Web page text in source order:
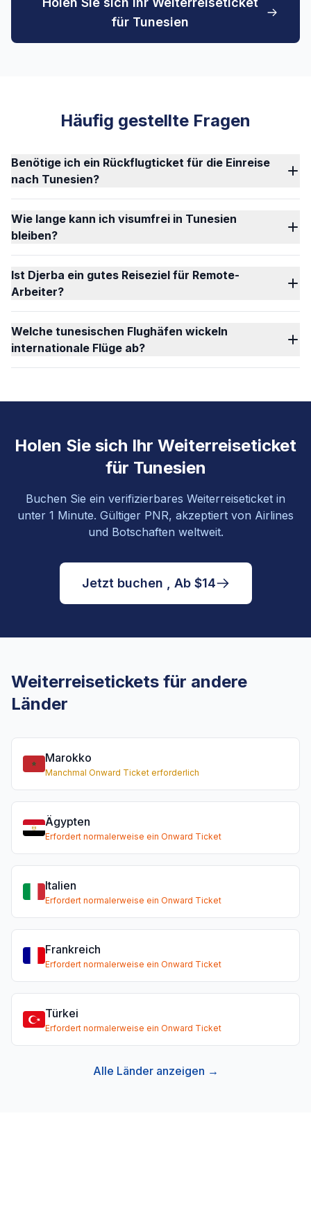
für Tunesien
Häufig gestellte Fragen
Benötige ich ein Rückflugticket für die Einreise
nach Tunesien?
Wie lange kann ich visumfrei in Tunesien
bleiben?
Ist Djerba ein gutes Reiseziel für Remote-
Arbeiter?
Welche tunesischen Flughäfen wickeln
internationale Flüge ab?
Holen Sie sich Ihr Weiterreiseticket
für Tunesien
Buchen Sie ein verifizierbares Weiterreiseticket in
unter 1 Minute. Gültiger PNR, akzeptiert von Airlines
und Botschaften weltweit.
Jetzt buchen , Ab $14
Weiterreisetickets für andere
Länder
Marokko
Manchmal Onward Ticket erforderlich
Ägypten
Erfordert normalerweise ein Onward Ticket
Italien
Erfordert normalerweise ein Onward Ticket
Frankreich
Erfordert normalerweise ein Onward Ticket
Türkei
Erfordert normalerweise ein Onward Ticket
Alle Länder anzeigen →